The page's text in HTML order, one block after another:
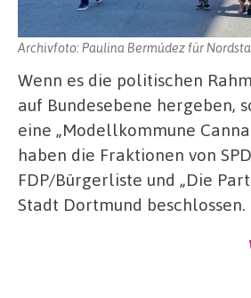
Archivfoto: Paulina Bermúdez für
Wenn es die politischen
auf Bundesebene hergeben,
eine „Modellkommune
haben die Fraktionen von
FDP/Bürgerliste und „Die
Stadt Dortmund